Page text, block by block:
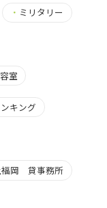
・ ミリタリー
室
キング
福岡 貸事務所